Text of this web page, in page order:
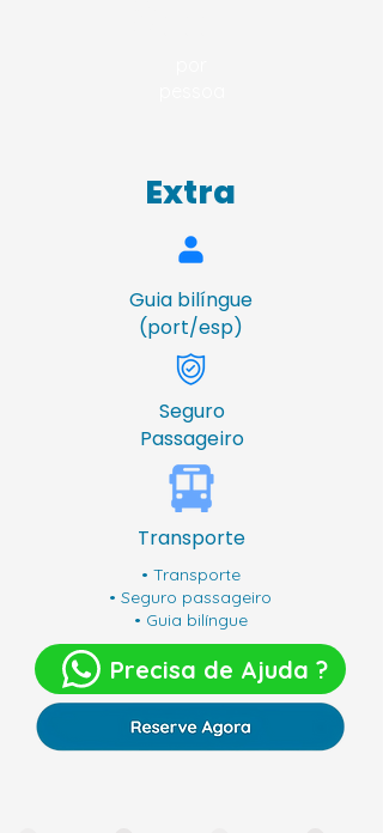
Extra
Guia bilíngue
(port/esp)
Seguro
Passageiro
Transporte
• Transporte
• Seguro passageiro
• Guia bilíngue
Precisa de Ajuda ?